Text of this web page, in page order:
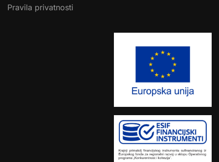
Pravila privatnosti